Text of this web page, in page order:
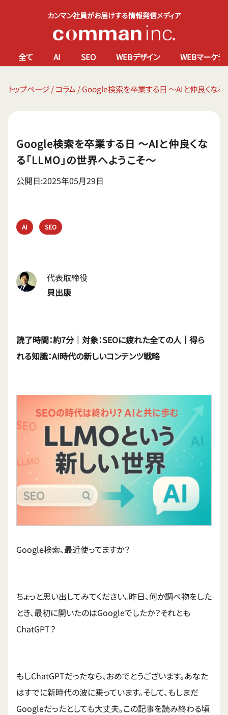
カンマン社員がお届けする情報発信メディア
全て AI SEO WEBデザイン WEBマーケテ
トップページ/コラム /Google検索を卒業する日 ～AIと仲良くなる
Google検索を卒業する日 ～AIと仲良くな
る「LLMO」の世界へようこそ～
公開日:2025年05月29日
AI SEO
代表取締役
貝出康
読了時間：約7分｜対象：SEOに疲れた全ての人｜得ら
れる知識：AI時代の新しいコンテンツ戦略
Google検索、最近使ってますか？
ちょっと思い出してみてください。昨日、何か調べ物をした
とき、最初に開いたのはGoogleでしたか？それとも
ChatGPT？
もしChatGPTだったなら、おめでとうございます。あなた
はすでに新時代の波に乗っています。そして、もしまだ
Googleだったとしても大丈夫。この記事を読み終わる頃